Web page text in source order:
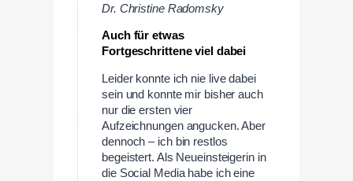
Dr. Christine Radomsky
Auch für etwas
Fortgeschrittene viel dabei
Leider konnte ich nie live dabei
sein und konnte mir bisher auch
nur die ersten vier
Aufzeichnungen angucken. Aber
dennoch – ich bin restlos
begeistert. Als Neueinsteigerin in
die Social Media habe ich eine